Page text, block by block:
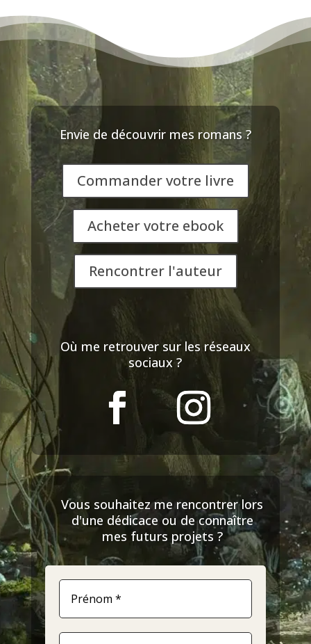
Envie de découvrir mes romans ?
Commander votre livre
Acheter votre ebook
Rencontrer l'auteur
Où me retrouver sur les réseaux
sociaux ?
Vous souhaitez me rencontrer lors
d'une dédicace ou de connaître
mes futurs projets ?